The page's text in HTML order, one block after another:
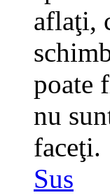
aflaţi,
poate
nu
faceţi.
Sus